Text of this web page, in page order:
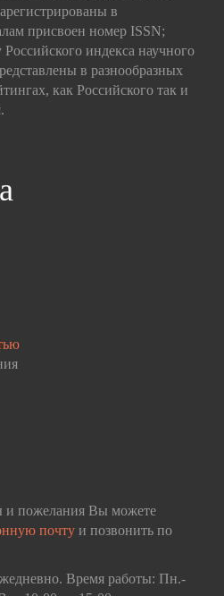
в
присвоен номер ISSN;
индекса научного
в разнообразных
как Российского так и
и пожелания Вы можете
почту и позвонить по
Время работы: Пн.-